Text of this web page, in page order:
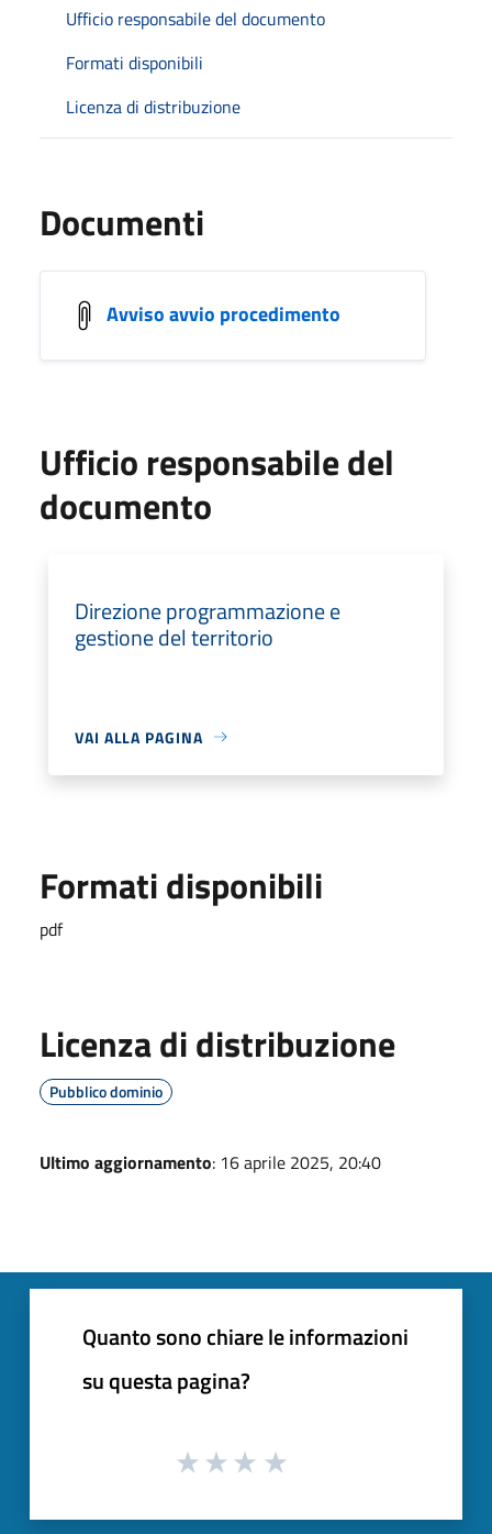
Ufficio responsabile del documento
Formati disponibili
Licenza di distribuzione
Documenti
Avviso avvio procedimento
Ufficio responsabile del
documento
Direzione programmazione e
gestione del territorio
VAI ALLA PAGINA
Formati disponibili
pdf
Licenza di distribuzione
Pubblico dominio
Ultimo aggiornamento: 16 aprile 2025, 20:40
Quanto sono chiare le informazioni
su questa pagina?